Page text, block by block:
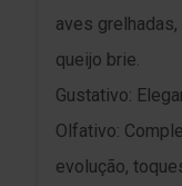
aves
queijo brie.
Gustativo:
Olfativo:
evolução,